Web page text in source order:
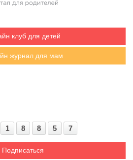
клуб для детей
журнал для мам
1 8 8 5 7
Подписаться